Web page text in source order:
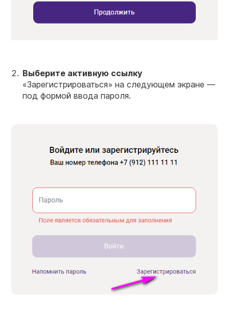
Выберите активную ссылку
«Зарегистрироваться» на следующем экране —
под формой ввода пароля.